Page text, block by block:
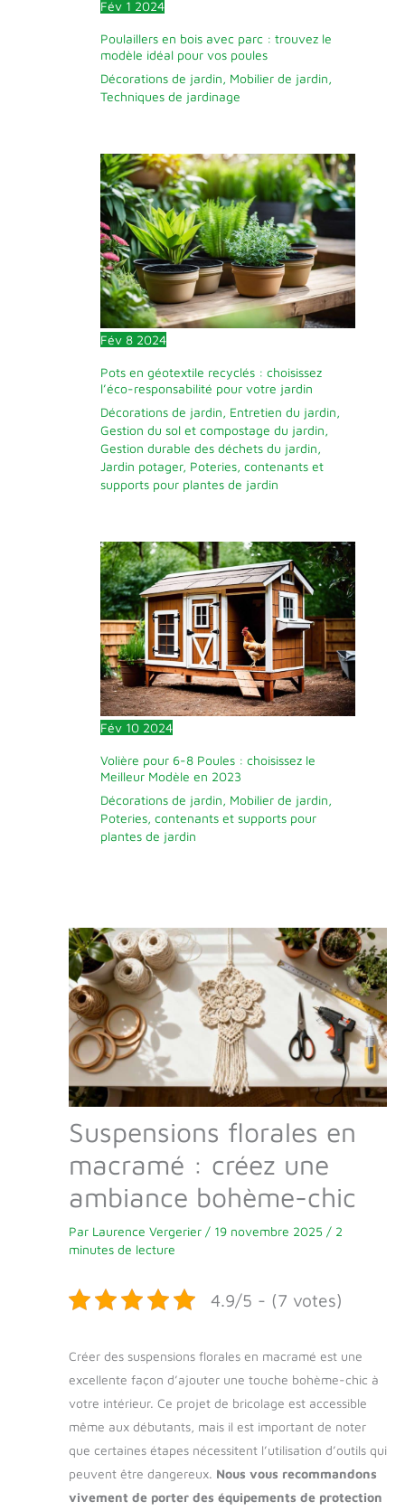
Ø7 mm, prêts à
l’emploi pour
démarrer
immédiatement vos
Format Ø7 mm
standard universel
CONCEPTION FIABLE
ET DURABLE :
Structure solide et
garantie de 2 ans
pour une utilisation
durable CONTENU : 1
pistolet à colle
rapide, 30 bâtons de
mm, 1 mode
d'emploi. Livré dans
une boîte compacte
(20,7 x 11,3 x 4 cm)
; Réf. : 5001751
Fév 1 2024
Poulaillers en bois avec parc : trouvez le
modèle idéal pour vos poules
Décorations de jardin, Mobilier de jardin,
Techniques de jardinage
Fév 8 2024
Pots en géotextile recyclés : choisissez
l’éco-responsabilité pour votre jardin
Décorations de jardin, Entretien du jardin,
Gestion du sol et compostage du jardin,
Gestion durable des déchets du jardin,
Jardin potager, Poteries, contenants et
supports pour plantes de jardin
Fév 10 2024
Volière pour 6-8 Poules : choisissez le
Meilleur Modèle en 2023
Décorations de jardin, Mobilier de jardin,
Poteries, contenants et supports pour
plantes de jardin
Suspensions florales en
macramé : créez une
ambiance bohème-chic
Par Laurence Vergerier / 19 novembre 2025 / 2
minutes de lecture
4.9/5 - (7 votes)
Créer des suspensions florales en macramé est une
excellente façon d’ajouter une touche bohème-chic à
votre intérieur. Ce projet de bricolage est accessible
même aux débutants, mais il est important de noter
que certaines étapes nécessitent l’utilisation d’outils qui
peuvent être dangereux. Nous vous recommandons
vivement de porter des équipements de protection